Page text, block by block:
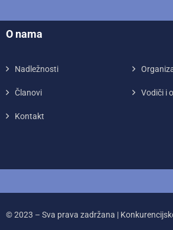
O nama
Nadležnosti
Članovi Vodiči i
Kontakt
© 2023 – Sva prava zadržana |